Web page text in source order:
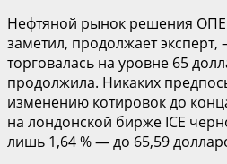
Нефтяной рынок решения
заметил, продолжает эксперт,
торговалась на уровне 65
продолжила. Никаких
изменению котировок до
на лондонской бирже ICE
лишь 1,64 % — до 65,59